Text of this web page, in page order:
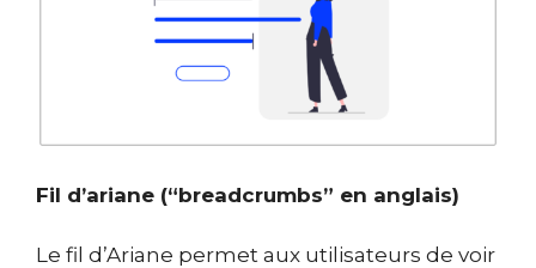
Fil d’ariane (“breadcrumbs” en anglais)
Le fil d’Ariane permet aux utilisateurs de voir